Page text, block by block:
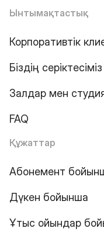
Ынтымақтастық
Корпоративтік
Біздің
Залдар мен
FAQ
Құжаттар
Абонемент
Дүкен бойынша
Ұтыс ойындар